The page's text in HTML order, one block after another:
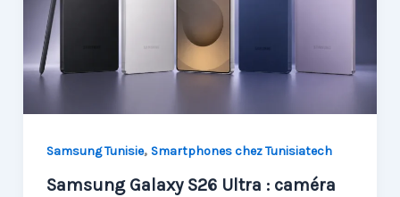
Samsung Tunisie, Smartphones chez Tunisiatech
Samsung Galaxy S26 Ultra : caméra